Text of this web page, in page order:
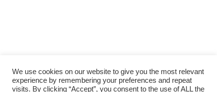
We use cookies on our website to give you the most relevant
experience by remembering your preferences and repeat
visits. By clicking “Accept”, you consent to the use of ALL the